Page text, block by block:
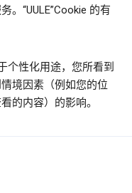
。“UULE”Cookie 的有
个性化用途，您所看到
境因素（例如您的位
的内容）的影响。